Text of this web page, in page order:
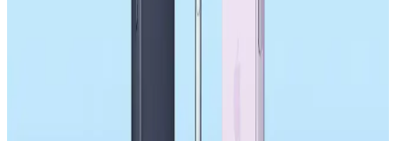
Piyasasındaki Fiyatlandırma Stratejileri
DRAM kıtlığı, akıllı telefon fiyatlarında artışa yol açıyor. Apple,